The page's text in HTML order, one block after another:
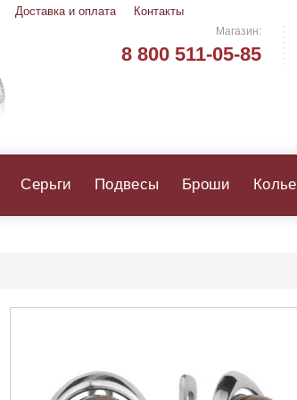
Доставка и оплата Контакты
Магазин:
8 800 511-05-85
Серьги Подвесы Броши Колье